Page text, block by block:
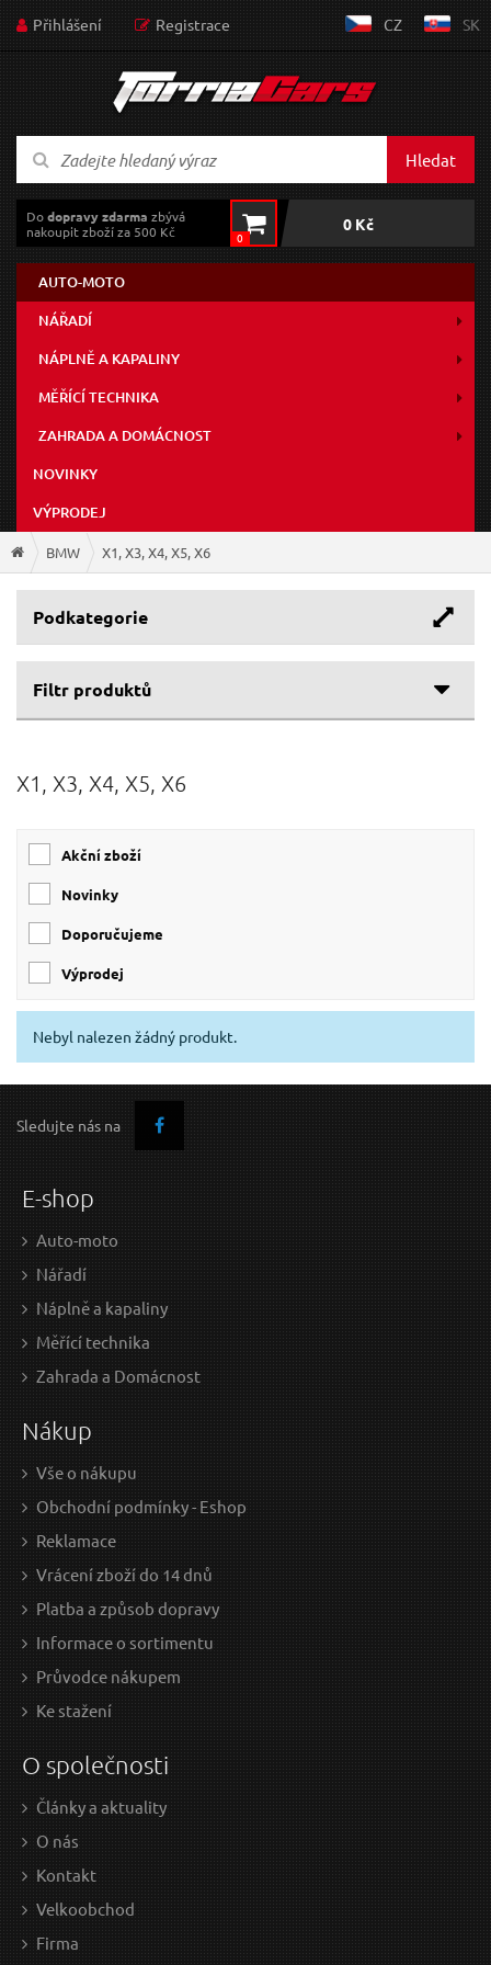
Přihlášení Registrace CZ SK
Hledat
Dodopravy zdarma zbývá
nakoupit zboží za 500 Kč
0
0 Kč
AUTO-MOTO
NÁŘADÍ
NÁPLNĚ A KAPALINY
MĚŘÍCÍ TECHNIKA
ZAHRADA A DOMÁCNOST
NOVINKY
VÝPRODEJ
BMW X1, X3, X4, X5, X6
Podkategorie
Filtr produktů
X1, X3, X4, X5, X6
Akční zboží
Novinky
Doporučujeme
Výprodej
Nebyl nalezen žádný produkt.
Sledujte nás na
E-shop
Auto-moto
Nářadí
Náplně a kapaliny
Měřící technika
Zahrada a Domácnost
Nákup
Vše o nákupu
Obchodní podmínky - Eshop
Reklamace
Vrácení zboží do 14 dnů
Platba a způsob dopravy
Informace o sortimentu
Průvodce nákupem
Ke stažení
O společnosti
Články a aktuality
O nás
Kontakt
Velkoobchod
Firma